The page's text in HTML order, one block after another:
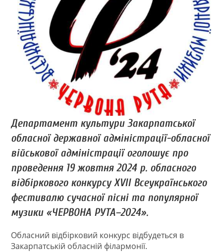
Департамент культури Закарпатської
обласної державної адміністрації-обласної
військової адміністрації оголошує про
проведення 19 жовтня 2024 р. обласного
відбіркового конкурсу ХVІІ Всеукраїнського
фестивалю сучасної пісні та популярної
музики «ЧЕРВОНА РУТА–2024».
Обласний відбірковий конкурс відбудеться в
Закарпатській обласній філармонії.